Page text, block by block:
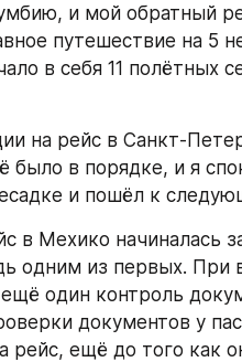
и мой обратный
путешествие на 5
в себя 11 полётных
на рейс в Санкт-
было в порядке, и я
и пошёл к
в Мехико начиналась
одним из первых. При
один контроль
документов у
рейс, ещё до того как